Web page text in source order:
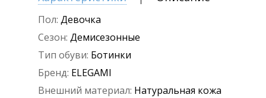
Пол: Девочка
Сезон: Демисезонные
Тип обуви: Ботинки
Бренд: ELEGAMI
Внешний материал: Натуральная кожа